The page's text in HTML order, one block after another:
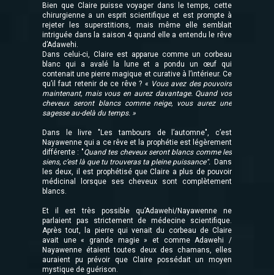
Bien que Claire puisse voyager dans le temps, cette
chirurgienne a un esprit scientifique et est prompte à
rejeter les superstitions, mais même elle semblait
intriguée dans la saison 4 quand elle a entendu le rêve
d’Adawehi.
Dans celui-ci, Claire est apparue comme un corbeau
blanc qui a avalé la lune et a pondu un œuf qui
contenait une pierre magique et curative à l’intérieur. Ce
qu’il faut retenir de ce rêve ? « Vous avez des pouvoirs
maintenant, mais vous en aurez davantage. Quand vos
cheveux seront blancs comme neige, vous aurez une
sagesse au-delà du temps. »
Dans le livre "Les tambours de l’automne", c’est
Nayawenne qui a ce rêve et la prophétie est légèrement
différente : "Quand tes cheveux seront blancs comme les
siens, c’est là que tu trouveras ta pleine puissance". Dans
les deux, il est prophétisé que Claire a plus de pouvoir
médicinal lorsque ses cheveux sont complètement
blancs.
Et il est très possible qu’Adawehi/Nayawenne ne
parlaient pas strictement de médecine scientifique.
Après tout, la pierre qui venait du corbeau de Claire
avait une « grande magie » et comme Adawehi /
Nayawenne étaient toutes deux des chamans, elles
auraient pu prévoir que Claire possédait un moyen
mystique de guérison.